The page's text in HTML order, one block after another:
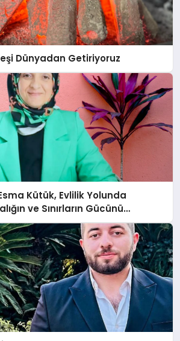
Dünyadan Getiriyoruz
Kütük, Evlilik Yolunda
ve Sınırların Gücünü